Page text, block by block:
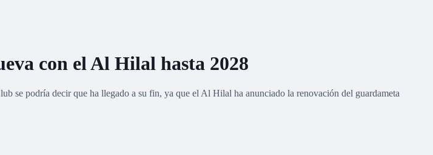
con el Al Hilal hasta 2028
se podría decir que ha llegado a su fin, ya que el Al Hilal ha anunciado la renovación del guardameta